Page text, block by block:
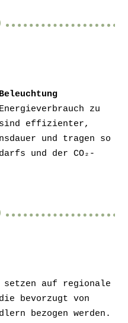
zu
sind effizienter,
und tragen so
und der CO₂-
setzen auf regionale
bevorzugt von
bezogen werden.